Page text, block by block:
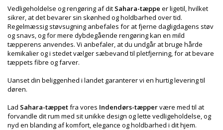
Vedligeholdelse og rengøring af dit Sahara-tæppe er ligetil, hvilket
sikrer, at det bevarer sin skønhed og holdbarhed over tid.
Regelmæssig støvsugning anbefales for at fjerne dagligdagens støv
og snavs, og for mere dybdegående rengøring kan en mild
tæpperens anvendes. Vi anbefaler, at du undgår at bruge hårde
kemikalier og i stedet vælger sæbevand til pletfjerning, for at bevare
tæppets fibre og farver.
Uanset din beliggenhed i landet garanterer vi en hurtig levering til
døren.
Lad Sahara-tæppetfra vores Indendørs-tæppervære med til at
forvandle dit rum med sit unikke design og lette vedligeholdelse, og
nyd en blanding af komfort, elegance og holdbarhed i dit hjem.